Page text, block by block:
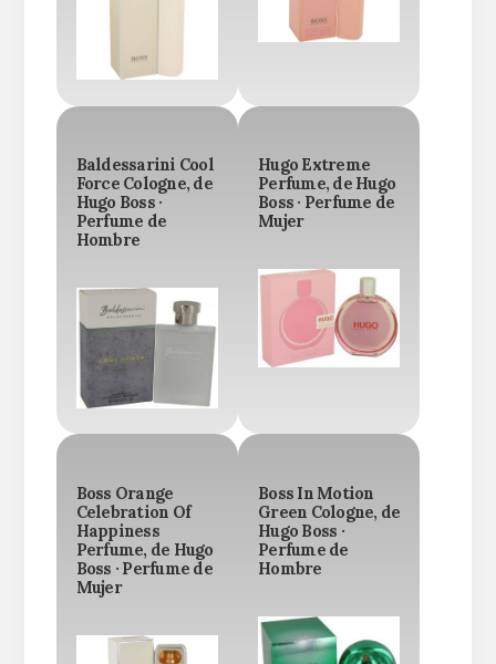
Baldessarini Cool
Force Cologne, de
Hugo Boss ·
Perfume de
Hombre
Hugo Extreme
Perfume, de Hugo
Boss · Perfume de
Mujer
Boss Orange
Celebration Of
Happiness
Perfume, de Hugo
Boss · Perfume de
Mujer
Boss In Motion
Green Cologne, de
Hugo Boss ·
Perfume de
Hombre